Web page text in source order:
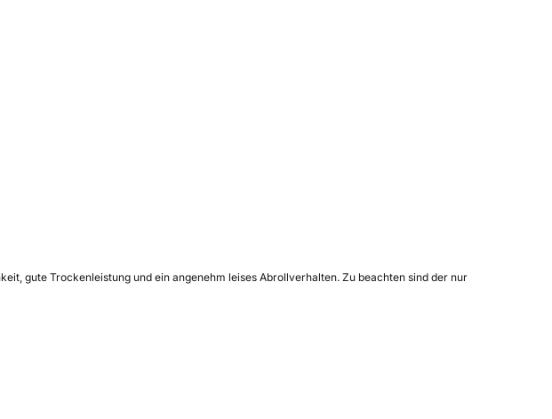
gute Trockenleistung und ein angenehm leises Abrollverhalten. Zu beachten sind der nur